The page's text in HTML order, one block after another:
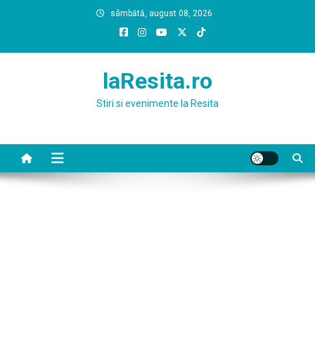
sâmbătă, august 08, 2026
laResita.ro
Stiri si evenimente la Resita